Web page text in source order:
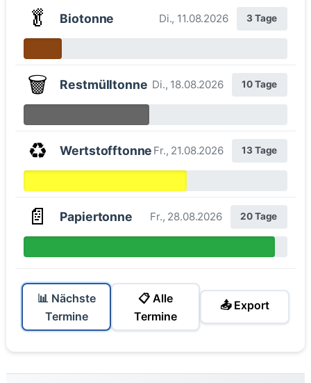
🥬 Biotonne Di., 11.08.2026 3 Tage
🗑️ Restmülltonne Di., 18.08.2026 10 Tage
♻️ Wertstofftonne Fr., 21.08.2026 13 Tage
📄 Papiertonne Fr., 28.08.2026 20 Tage
📊 Nächste
Termine
📋 Alle
Termine
📤 Export